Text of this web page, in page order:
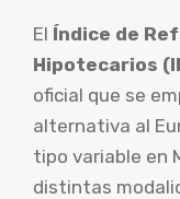
El Índice de
Hipotecarios
oficial que se
alternativa al
tipo variable en
distintas